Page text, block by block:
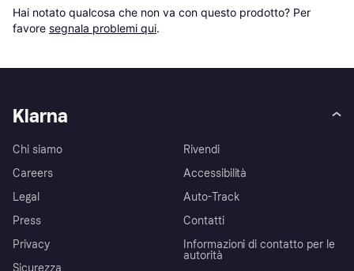
Hai notato qualcosa che non va con questo prodotto? Per
favore segnala problemi qui.
Klarna
Chi siamo
Careers
Legal
Press
Privacy
Rivendi
Accessibilità
Auto-Track
Contatti
Informazioni di contatto per le
autorità